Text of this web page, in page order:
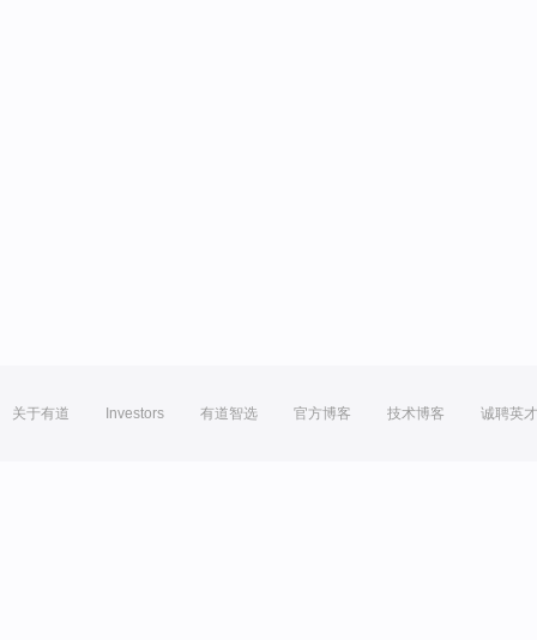
关于有道 Investors 有道智选 官方博客 技术博客 诚聘英才